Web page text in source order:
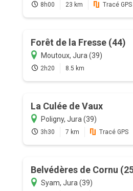
8h00 23 km Tracé GPS
Forêt de la Fresse (44)
Moutoux, Jura (39)
2h20 8.5 km
La Culée de Vaux
Poligny, Jura (39)
3h30 7 km Tracé GPS
Belvédères de Cornu
Syam, Jura (39)